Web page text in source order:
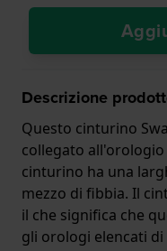
Descrizione
Questo cinturino
collegato
cinturino ha una
mezzo di fibbia. Il
il che significa che
gli orologi elencati di